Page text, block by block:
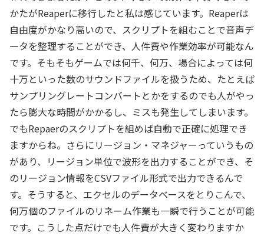
かたがReaperに移行したと私は感じています。Reaperは
自由度がかなり高いので、スクリプトを組むことで音声デ
ータを整理することができ、人件費や作業効率が可能なん
です。そもそもゲームでは何千、何万、場合によっては何
十万といった数のサウンドファイルを扱うため、たとえば
サンプリングレートコンバートとかをするのでも人がやっ
たら膨大な時間がかかるし、ミスも発生してしまいます。
でもRepaerのスクリプトを組めば自動で正確に処理でき
ますからね。さらにリージョン・マネジャーっていうもの
があり、リージョン単位で波形を出力することができ、そ
のリージョン情報をCSVファイル形式で出力できるんで
す。そうすると、エクセルのデータベースをとりこんで、
何万個のファイルのリネーム作業も一瞬で行うことが可能
です。こうした点だけでも人件費が大きく変わりますか